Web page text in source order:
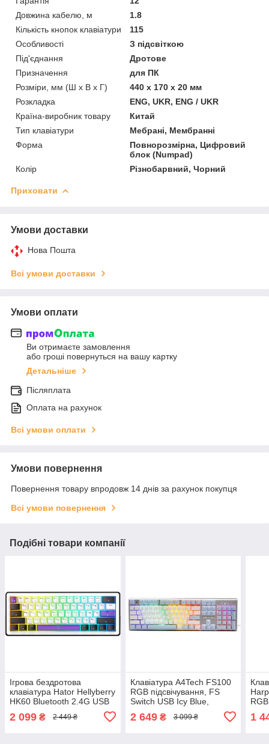
Довжина кабелю, м
1.8
Кількість кнопок клавіатури
115
Особливості
З підсвіткою
Під'єднання
Дротове
Призначення
для ПК
Розміри, мм (Ш х В х Г)
440 x 170 x 20 мм
Розкладка
ENG, UKR, ENG / UKR
Країна-виробник товару
Китай
Тип клавіатури
Мебрані, Мембранні
Форма
Повнорозмірна, Цифровий
блок (Numpad)
Колір
Різнобарвний, Чорний
Приховати
Умови доставки
Нова Пошта
Всі умови доставки
Умови оплати
Ви отримаєте замовлення
або гроші повернуться на вашу картку
Детальніше
Післяплата
Оплата на рахунок
Всі умови оплати
Умови повернення
Повернення товару впродовж 14 днів за рахунок покупця
Всі умови повернення
Подібні товари компанії
Ігрова бездротова
клавіатура Hator Hellyberry
HK60 Bluetooth 2.4G USB
механічна Linear RGB UA
біло-фіолетова
2 099 ₴ 2 449 ₴
Клавіатура A4Tech FS100
RGB підсвічування, FS
Switch USB Icy Blue,
2 649₴ 3 099 ₴ 1